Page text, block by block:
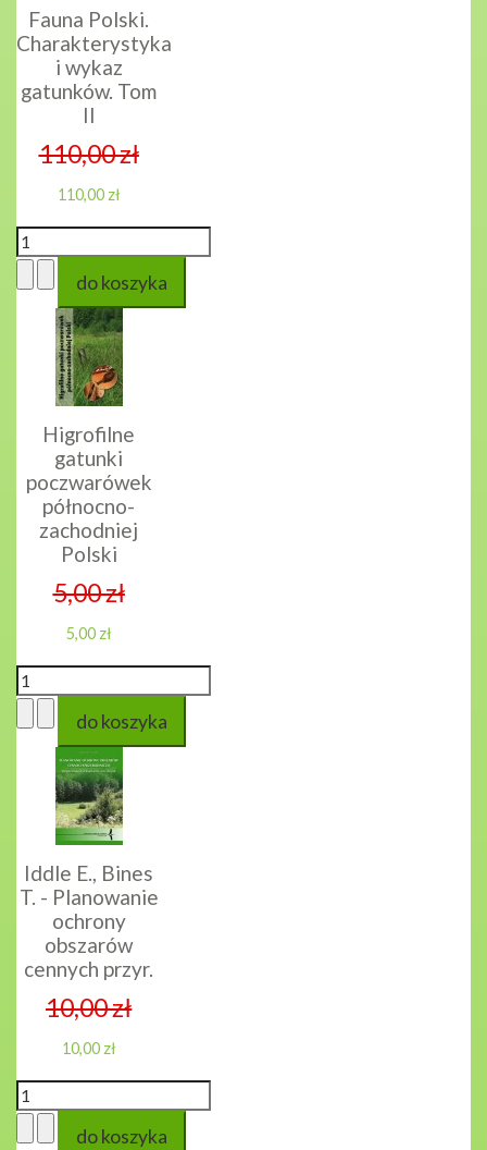
Fauna Polski.
Charakterystyka
i wykaz
gatunków. Tom
II
110,00 zł
110,00 zł
Higrofilne
gatunki
poczwarówek
północno-
zachodniej
Polski
5,00 zł
5,00 zł
Iddle E., Bines
T. - Planowanie
ochrony
obszarów
cennych przyr.
10,00 zł
10,00 zł